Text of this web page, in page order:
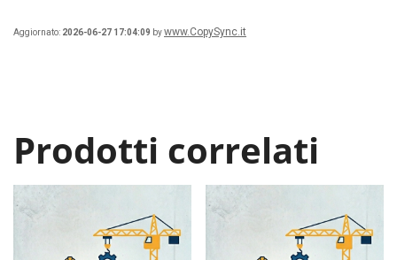
Aggiornato: 2026-06-27 17:04:09 bywww.CopySync.it
Prodotti correlati